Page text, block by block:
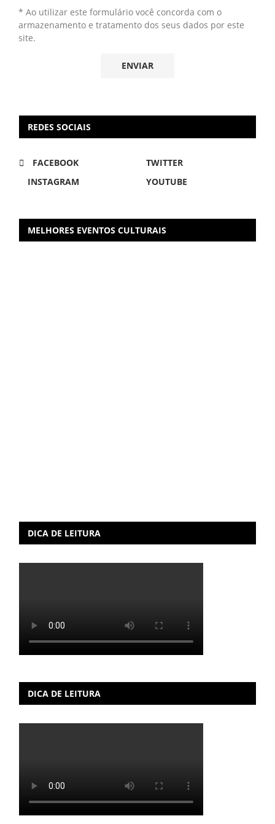
* Ao utilizar este formulário você concorda com o
armazenamento e tratamento dos seus dados por este
site.
REDES SOCIAIS
FACEBOOK
TWITTER
INSTAGRAM
YOUTUBE
MELHORES EVENTOS CULTURAIS
DICA DE LEITURA
DICA DE LEITURA